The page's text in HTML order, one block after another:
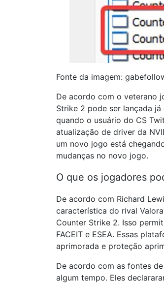
Fonte da imagem:
De acordo com o veterano
Strike 2 pode ser lançada
quando o usuário do CS
atualização de driver da
um novo jogo está
mudanças no novo jogo.
O que os jogadores
De acordo com Richard
característica do rival
Counter Strike 2. Isso
FACEIT e ESEA. Essas
aprimorada e proteção
De acordo com as fontes
algum tempo. Eles